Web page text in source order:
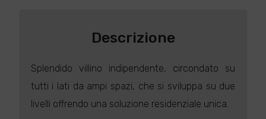
Descrizione
Splendido villino indipendente, circondato su
tutti i lati da ampi spazi, che si sviluppa su due
livelli offrendo una soluzione residenziale unica.